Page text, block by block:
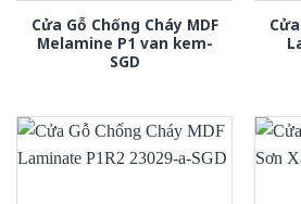
Cửa Gỗ Chống Cháy MDF
Melamine P1 van kem-
SGD